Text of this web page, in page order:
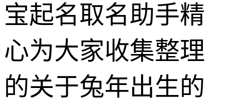
宝起名取名助手精
心为大家收集整理
的关于兔年出生的